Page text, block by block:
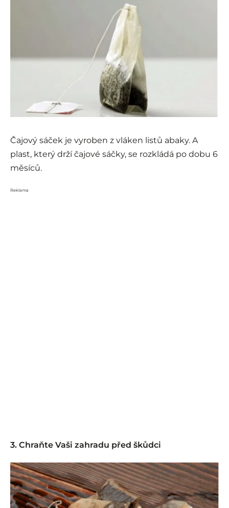
Čajový sáček je vyroben z vláken listů abaky. A
plast, který drží čajové sáčky, se rozkládá po dobu 6
měsíců.
Reklama
3. Chraňte Vaši zahradu před škůdci